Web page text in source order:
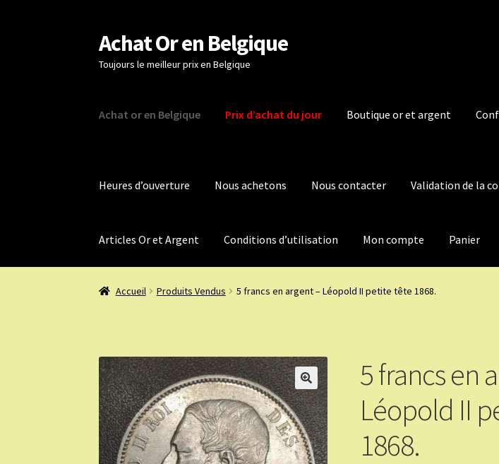
Aller
à
la
Aller
au
contenu
Achat Or en Belgique
Toujours le meilleur prix en Belgique
Achat or en Belgique Prix d’achat du jour Boutique or et argent
Heures d’ouverture Nous achetons Nous contacter Validation de la
Articles Or et Argent Conditions d’utilisation Mon compte Panier
Accueil Produits Vendus 5 francs en argent – Léopold II petite tête 1868.
5 francs en
Léopold II
1868.